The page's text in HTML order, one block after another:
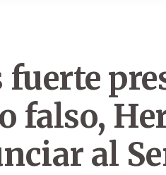
fuerte
falso,
al